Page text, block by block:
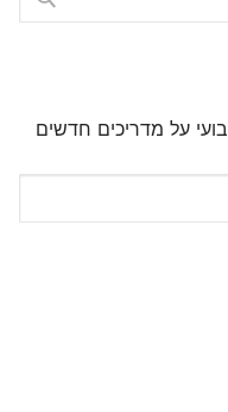
על מדריכים חדשים